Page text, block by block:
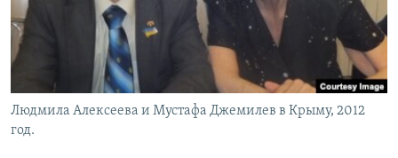
ПОБЕДИТЕЛЕЙ НЕ СУДЯТ?
КРЫМ.НЕПОКОРЕННЫЙ
ELIFBE
УКРАИНСКАЯ ПРОБЛЕМА КРЫМА
ПРИСОЕДИНЯЙТЕСЬ!
Все сайты RFE/RL
Людмила Алексеева и Мустафа Джемилев в Крыму, 2012
год.